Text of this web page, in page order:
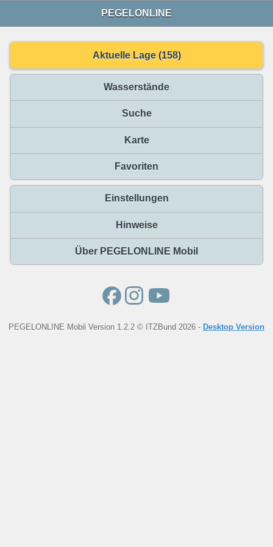
PEGELONLINE
Aktuelle Lage (158)
Wasserstände
Suche
Karte
Favoriten
Einstellungen
Hinweise
Über PEGELONLINE Mobil
PEGELONLINE Mobil Version 1.2.2 © ITZBund 2026 - Desktop Version